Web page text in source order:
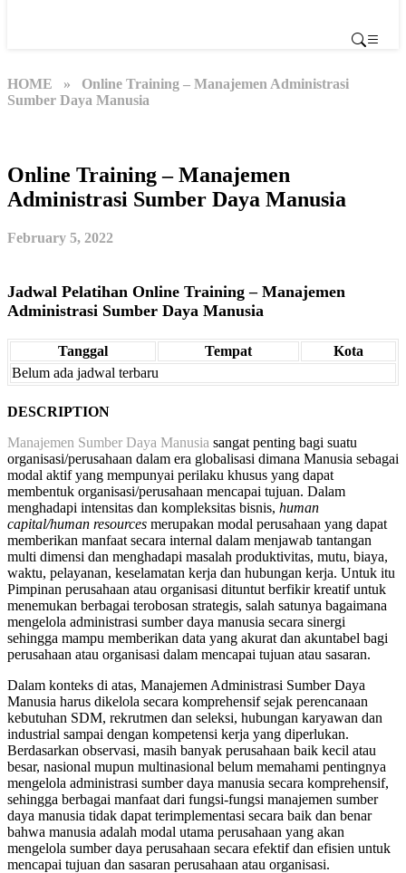
HOME » Online Training – Manajemen Administrasi
Sumber Daya Manusia
Online Training – Manajemen
Administrasi Sumber Daya Manusia
February 5, 2022
Jadwal Pelatihan Online Training – Manajemen
Administrasi Sumber Daya Manusia
Tanggal Tempat
Kota
Belum ada jadwal terbaru
DESCRIPTION
Manajemen Sumber Daya Manusia sangat penting bagi suatu
organisasi/perusahaan dalam era globalisasi dimana Manusia sebagai
modal aktif yang mempunyai perilaku khusus yang dapat
membentuk organisasi/perusahaan mencapai tujuan. Dalam
menghadapi intensitas dan kompleksitas bisnis, human
capital/human resources merupakan modal perusahaan yang dapat
memberikan manfaat secara internal dalam menjawab tantangan
multi dimensi dan menghadapi masalah produktivitas, mutu, biaya,
waktu, pelayanan, keselamatan kerja dan hubungan kerja. Untuk itu
Pimpinan perusahaan atau organisasi dituntut berfikir kreatif untuk
menemukan berbagai terobosan strategis, salah satunya bagaimana
mengelola administrasi sumber daya manusia secara sinergi
sehingga mampu memberikan data yang akurat dan akuntabel bagi
perusahaan atau organisasi dalam mencapai tujuan atau sasaran.
Dalam konteks di atas, Manajemen Administrasi Sumber Daya
Manusia harus dikelola secara komprehensif sejak perencanaan
kebutuhan SDM, rekrutmen dan seleksi, hubungan karyawan dan
industrial sampai dengan kompetensi kerja yang diperlukan.
Berdasarkan observasi, masih banyak perusahaan baik kecil atau
besar, nasional mupun multinasional belum memahami pentingnya
mengelola administrasi sumber daya manusia secara komprehensif,
sehingga berbagai manfaat dari fungsi-fungsi manajemen sumber
daya manusia tidak dapat terimplementasi secara baik dan benar
bahwa manusia adalah modal utama perusahaan yang akan
mengelola sumber daya perusahaan secara efektif dan efisien untuk
mencapai tujuan dan sasaran perusahaan atau organisasi.